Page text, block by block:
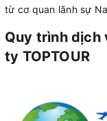
từ cơ quan lãnh sự
Quy trình dịch
ty TOPTOUR